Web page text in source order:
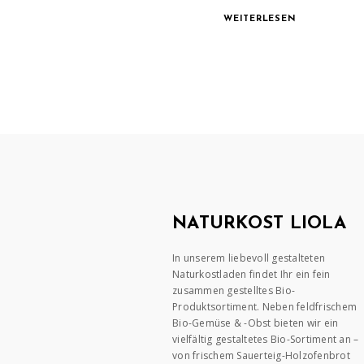
WEITERLESEN
NATURKOST LIOLA
In unserem liebevoll gestalteten
Naturkostladen findet Ihr ein fein
zusammen gestelltes Bio-
Produktsortiment. Neben feldfrischem
Bio-Gemüse & -Obst bieten wir ein
vielfältig gestaltetes Bio-Sortiment an –
von frischem Sauerteig-Holzofenbrot